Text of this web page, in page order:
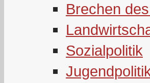
Brechen
Sozialpolitik